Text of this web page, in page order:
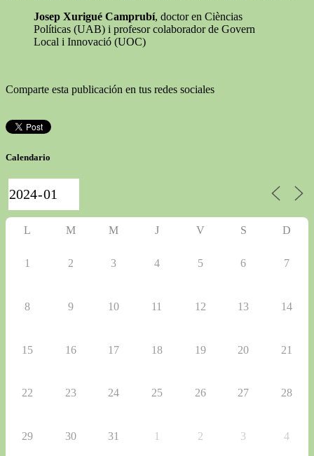
Josep Xurigué Camprubí, doctor en Cièncias
Políticas (UAB) i profesor colaborador de Govern
Local i Innovació (UOC)
Comparte esta publicación en tus redes sociales
Calendario
L M M J V S D
1 2 3 4 5 6 7
8 9 10 11 12 13 14
15 16 17 18 19 20 21
22 23 24 25 26 27 28
29 30 31 1 2 3 4